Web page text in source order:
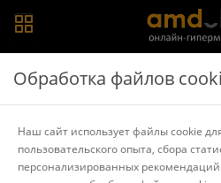
Главная > Каталог товаров
PERFECTO LINEA
Миска для смешивания
018592
Обработка файлов
Наш сайт использует файлы cookie
пользовательского опыта, сбора
персонализированных